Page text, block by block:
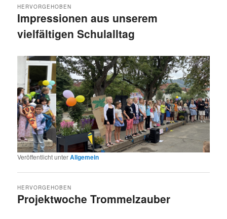
Impressionen aus unserem
vielfältigen Schulalltag
HERVORGEHOBEN
Veröffentlicht unterAllgemein
Projektwoche Trommelzauber
HERVORGEHOBEN